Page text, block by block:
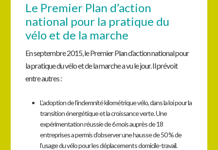
Le Premier Plan d’action
national pour la pratique du
vélo et de la marche
En septembre 2015, le Premier Plan d’action national pour
la pratique du vélo et de la marche a vu le jour. Il prévoit
entre autres :
L’adoption de l’indemnité kilométrique vélo, dans la loi pour la
transition énergétique et la croissance verte. Une
expérimentation réussie de 6 mois auprès de 18
entreprises a permis d’observer une hausse de 50 % de
l’usage du vélo pour les déplacements domicile-travail.